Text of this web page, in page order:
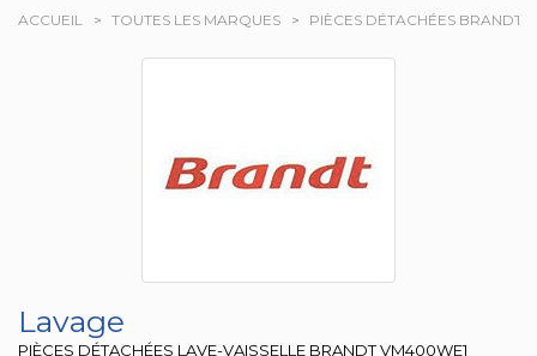
ACCUEIL TOUTES LES MARQUES PIÈCES DÉTACHÉES BRANDT
Lavage
PIÈCES DÉTACHÉES LAVE-VAISSELLE BRANDTVM400WE1